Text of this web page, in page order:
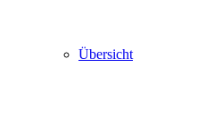
Übersicht